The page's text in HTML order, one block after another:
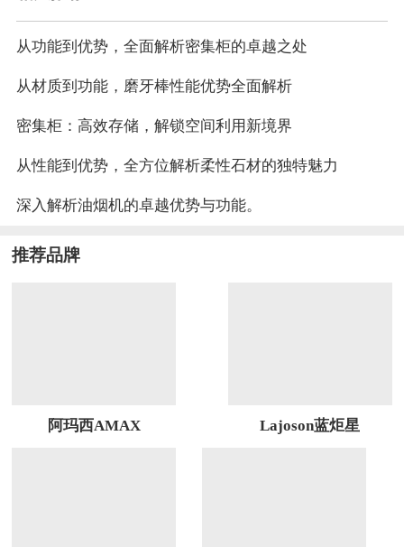
从功能到优势，全面解析密集柜的卓越之处
从材质到功能，磨牙棒性能优势全面解析
密集柜：高效存储，解锁空间利用新境界
从性能到优势，全方位解析柔性石材的独特魅力
深入解析油烟机的卓越优势与功能。
推荐品牌
阿玛西AMAX Lajoson蓝炬星